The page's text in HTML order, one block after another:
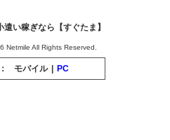
い稼ぎなら【すぐたま】
Netmile All Rights Reserved.
モバイル | PC